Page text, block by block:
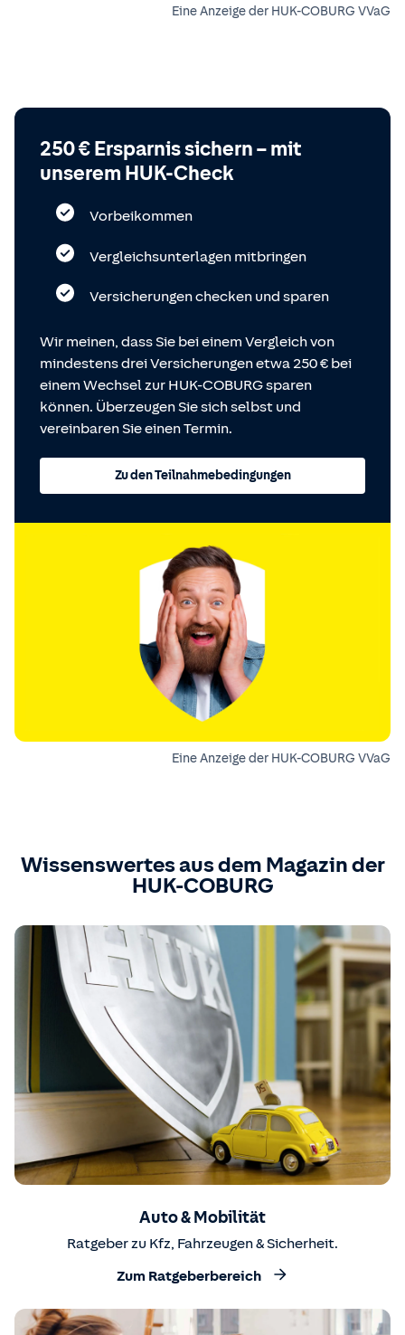
Eine Anzeige der HUK-COBURG VVaG
250 € Ersparnis sichern – mit
unserem HUK-Check
Vorbeikommen
Vergleichsunterlagen mitbringen
Versicherungen checken und sparen
Wir meinen, dass Sie bei einem Vergleich von
mindestens drei Versicherungen etwa 250 € bei
einem Wechsel zur HUK-COBURG sparen
können. Überzeugen Sie sich selbst und
vereinbaren Sie einen Termin.
Zu den Teilnahmebedingungen
Eine Anzeige der HUK-COBURG VVaG
Wissenswertes aus dem Magazin der
HUK-COBURG
Auto & Mobilität
Ratgeber zu Kfz, Fahrzeugen & Sicherheit.
Zum Ratgeberbereich